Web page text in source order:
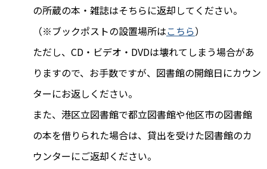
の所蔵の本・雑誌はそちらに返却してください。
（※ブックポストの設置場所はこちら）
ただし、CD・ビデオ・DVDは壊れてしまう場合があ
りますので、お手数ですが、図書館の開館日にカウン
ターにお返しください。
また、港区立図書館で都立図書館や他区市の図書館
の本を借りられた場合は、貸出を受けた図書館のカ
ウンターにご返却ください。